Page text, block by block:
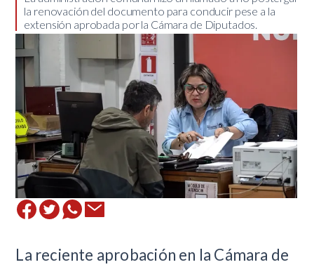
la renovación del documento para conducir pese a la
extensión aprobada por la Cámara de Diputados.
La reciente aprobación en la Cámara de